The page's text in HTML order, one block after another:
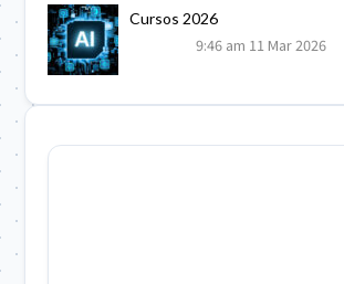
Cursos 2026
9:46 am 11 Mar 2026